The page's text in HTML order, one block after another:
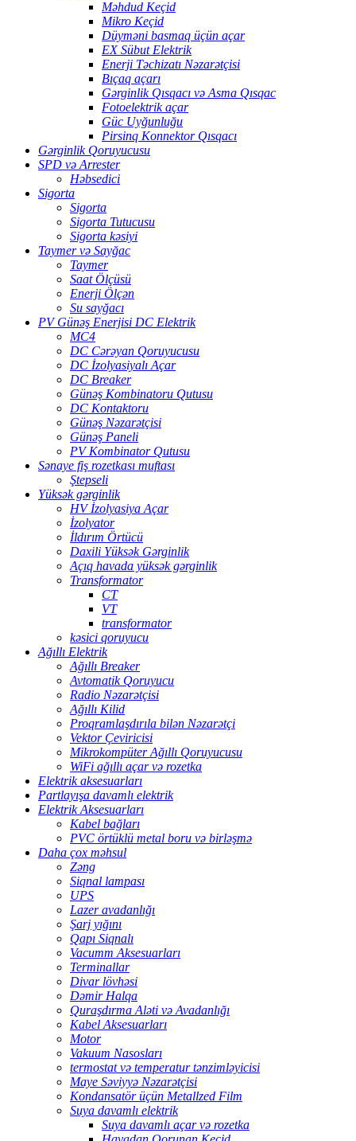
Məhdud Keçid
Mikro Keçid
Düyməni basmaq üçün açar
EX Sübut Elektrik
Enerji Təchizatı Nəzarətçisi
Bıçaq açarı
Gərginlik Qısqacı və Asma Qısqac
Fotoelektrik açar
Güc Uyğunluğu
Pirsinq Konnektor Qısqacı
Gərginlik Qoruyucusu
SPD və Arrester
Həbsedici
Sigorta
Sigorta
Sigorta Tutucusu
Sigorta kəsiyi
Taymer və Sayğac
Taymer
Saat Ölçüsü
Enerji Ölçən
Su sayğacı
PV Günəş Enerjisi DC Elektrik
MC4
DC Cərəyan Qoruyucusu
DC İzolyasiyalı Açar
DC Breaker
Günəş Kombinatoru Qutusu
DC Kontaktoru
Günəş Nəzarətçisi
Günəş Paneli
PV Kombinator Qutusu
Sənaye fiş rozetkası muftası
Ştepseli
Yüksək gərginlik
HV İzolyasiya Açar
İzolyator
İldırım Örtücü
Daxili Yüksək Gərginlik
Açıq havada yüksək gərginlik
Transformator
CT
VT
transformator
kəsici qoruyucu
Ağıllı Elektrik
Ağıllı Breaker
Avtomatik Qoruyucu
Radio Nəzarətçisi
Ağıllı Kilid
Proqramlaşdırıla bilən Nəzarətçi
Vektor Çeviricisi
Mikrokompüter Ağıllı Qoruyucusu
WiFi ağıllı açar və rozetka
Elektrik aksesuarları
Partlayışa davamlı elektrik
Elektrik Aksesuarları
Kabel bağları
PVC örtüklü metal boru və birləşmə
Daha çox məhsul
Zəng
Siqnal lampası
UPS
Lazer avadanlığı
Şarj yığını
Qapı Siqnalı
Vacumm Aksesuarları
Terminallar
Divar lövhəsi
Dəmir Halqa
Quraşdırma Aləti və Avadanlığı
Kabel Aksesuarları
Motor
Vakuum Nasosları
termostat və temperatur tənzimləyicisi
Maye Səviyyə Nəzarətçisi
Kondansatör üçün Metallzed Film
Suya davamlı elektrik
Suya davamlı açar və rozetka